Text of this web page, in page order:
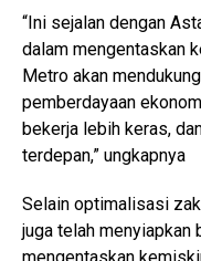
“Ini sejalan dengan
dalam mengentaskan
Metro akan
pemberdayaan
bekerja lebih keras,
terdepan,” ungkapnya
Selain optimalisasi
juga telah menyiapkan